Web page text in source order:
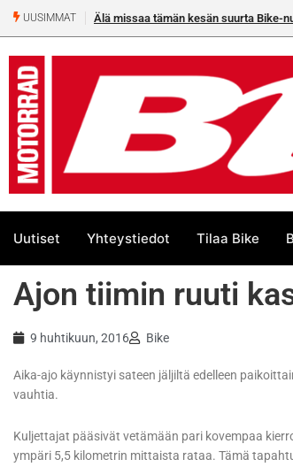
UUSIMMAT Älä missaa tämän kesän suurta Bike-
Uutiset Yhteystiedot Tilaa Bike
Ajon tiimin ruuti
9 huhtikuun, 2016 Bike
Aika-ajo käynnistyi sateen jäljiltä edelleen
vauhtia.
Kuljettajat pääsivät vetämään pari kovempaa
ympäri 5,5 kilometrin mittaista rataa. Tämä